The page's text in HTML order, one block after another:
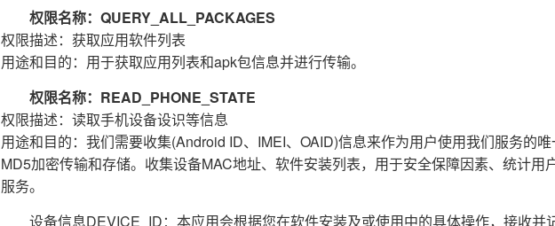
权限名称：QUERY_ALL_PACKAGES
权限描述：获取应用软件列表
用途和目的：用于获取应用列表和apk包信息并进行传输。
权限名称：READ_PHONE_STATE
权限描述：读取手机设备设识等信息
用途和目的：我们需要收集(Android ID、IMEI、OAID)信息来作为用户使用我们服务的
MD5加密传输和存储。收集设备MAC地址、软件安装列表，用于安全保障因素、统计用
服务。
设备信息DEVICE_ID：本应用会根据您在软件安装及或使用中的具体操作，接收并